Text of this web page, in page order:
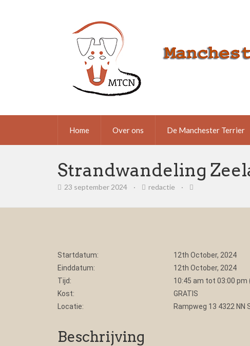
Home Over ons De Manchester Terrier
Strandwandeling
23 september 2024 · redactie ·
Startdatum:
12th October, 2024
Einddatum:
12th October, 2024
Tijd:
10:45 am tot 03:00 pm
Kost:
GRATIS
Locatie:
Rampweg 13 4322 NN
Beschrijving